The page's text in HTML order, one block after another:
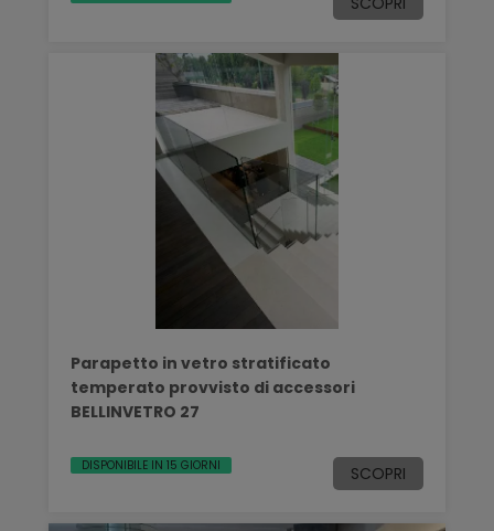
Parapetto in vetro stratificato
temperato provvisto di accessori
BELLINVETRO 27
DISPONIBILE IN 15 GIORNI SCOPRI